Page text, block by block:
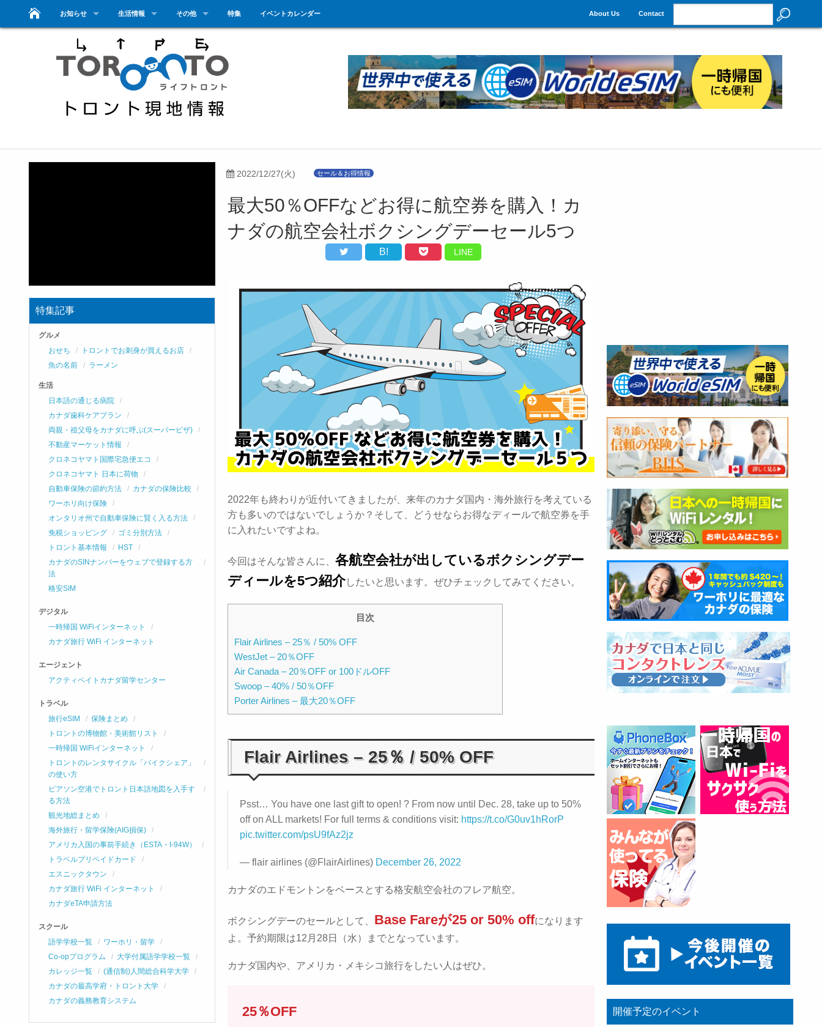
お知らせ 生活情報 その他 特集 イベントカレンダー About Us Contact
2022/12/27(火) セール＆お得情報
最大50％OFFなどお得に航空券を購入！カ
ナダの航空会社ボクシングデーセール5つ
B! LINE
2022年も終わりが近付いてきましたが、来年のカナダ国内・海外旅行を考えている
方も多いのではないでしょうか？そして、どうせならお得なディールで航空券を手
に入れたいですよね。
今回はそんな皆さんに、 各航空会社が出しているボクシングデー
ディールを5つ紹介したいと思います。ぜひチェックしてみてください。
目次
Flair Airlines – 25％ / 50% OFF
WestJet – 20％OFF
Air Canada – 20％OFF or 100ドルOFF
Swoop – 40% / 50％OFF
Porter Airlines – 最大20％OFF
Flair Airlines – 25％ / 50% OFF
Psst… You have one last gift to open! ? From now until Dec. 28, take up to 50%
off on ALL markets! For full terms & conditions visit: https://t.co/G0uv1hRorP
pic.twitter.com/psU9fAz2jz
— flair airlines (@FlairAirlines) December 26, 2022
カナダのエドモントンをベースとする格安航空会社のフレア航空。
ボクシングデーのセールとして、 Base Fareが25 or 50% offになります
よ。予約期限は12月28日（水）までとなっています。
カナダ国内や、アメリカ・メキシコ旅行をしたい人はぜひ。
25％OFF
特集記事
グルメ
おせち
トロントでお刺身が買えるお店
魚の名前
ラーメン
生活
日本語の通じる病院
カナダ歯科ケアプラン
両親・祖父母をカナダに呼ぶ(スーパービザ)
不動産マーケット情報
クロネコヤマト国際宅急便エコ
クロネコヤマト 日本に荷物
自動車保険の節約方法
カナダの保険比較
ワーホリ向け保険
オンタリオ州で自動車保険に賢く入る方法
免税ショッピング
ゴミ分別方法
トロント基本情報
HST
カナダのSINナンバーをウェブで登録する方
法
格安SIM
デジタル
一時帰国 WiFiインターネット
カナダ旅行 WiFi インターネット
エージェント
アクティベイトカナダ留学センター
トラベル
旅行eSIM
保険まとめ
トロントの博物館・美術館リスト
一時帰国 WiFiインターネット
トロントのレンタサイクル「バイクシェア」
の使い方
ピアソン空港でトロント日本語地図を入手す
る方法
観光地総まとめ
海外旅行・留学保険(AIG損保)
アメリカ入国の事前手続き（ESTA・I-94W）
トラベルプリペイドカード
エスニックタウン
カナダ旅行 WiFi インターネット
カナダeTA申請方法
スクール
語学学校一覧
ワーホリ・留学
Co-opプログラム
大学付属語学学校一覧
カレッジ一覧
(通信制)人間総合科学大学
カナダの最高学府・トロント大学
カナダの義務教育システム
開催予定のイベント